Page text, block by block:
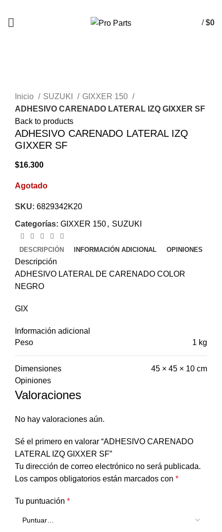
/ $0
Inicio
SUZUKI
GIXXER 150
ADHESIVO CARENADO LATERAL IZQ GIXXER SF
Back to products
ADHESIVO CARENADO LATERAL IZQ
GIXXER SF
$16.300
Agotado
SKU: 6829342K20
Categorías: GIXXER 150, SUZUKI
DESCRIPCIÓN INFORMACIÓN ADICIONAL OPINIONES
Descripción
ADHESIVO LATERAL DE CARENADO COLOR
NEGRO
GIX
Información adicional
Peso
1 kg
Dimensiones
45 × 45 × 10 cm
Opiniones
Valoraciones
No hay valoraciones aún.
Sé el primero en valorar “ADHESIVO CARENADO
LATERAL IZQ GIXXER SF”
Tu dirección de correo electrónico no será publicada.
Los campos obligatorios están marcados con *
Tu puntuación *